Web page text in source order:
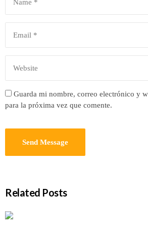
Guarda mi nombre, correo electrónico y
para la próxima vez que comente.
Related Posts